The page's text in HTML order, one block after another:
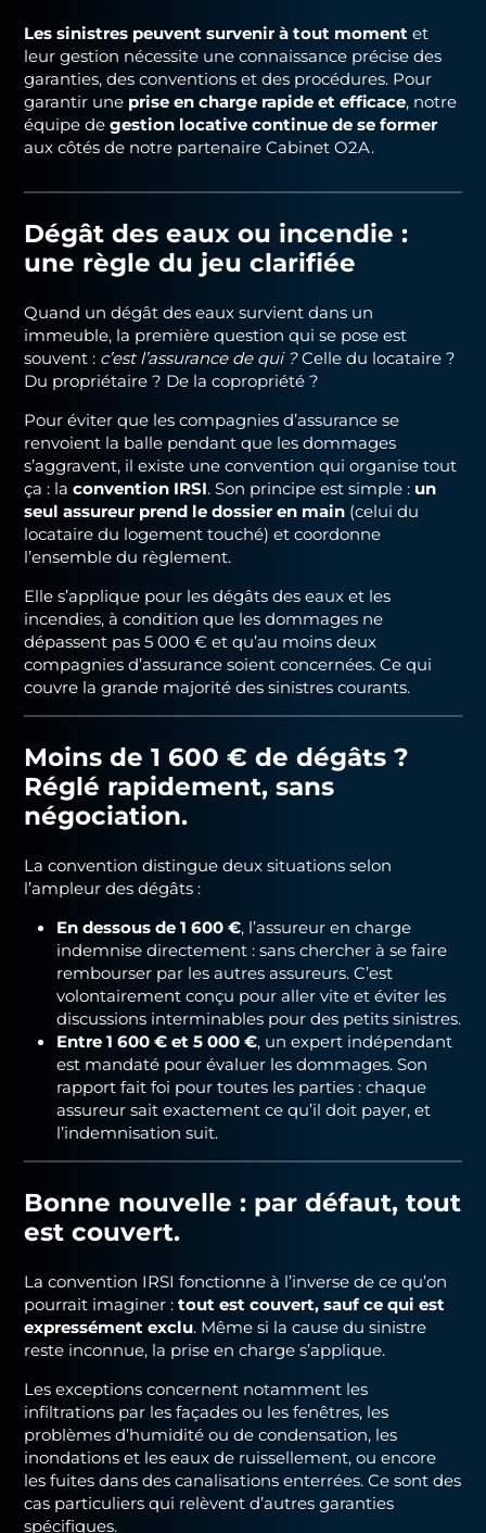
Les sinistres peuvent survenir à tout moment et
leur gestion nécessite une connaissance précise des
garanties, des conventions et des procédures. Pour
garantir une prise en charge rapide et efficace, notre
équipe degestion locative continue de se former
aux côtés de notre partenaireCabinet O2A.
Dégât des eaux ou incendie :
une règle du jeu clarifiée
Quand un dégât des eaux survient dans un
immeuble, la première question qui se pose est
souvent : c’est l’assurance de qui ?Celle du locataire ?
Du propriétaire ? De la copropriété ?
Pour éviter que les compagnies d’assurance se
renvoient la balle pendant que les dommages
s’aggravent, il existe une convention qui organise tout
ça : laconvention IRSI. Son principe est simple : un
seul assureur prend le dossier en main (celui du
locataire du logement touché) et coordonne
l’ensemble du règlement.
Elle s’applique pour les dégâts des eaux et les
incendies, à condition que les dommages ne
dépassent pas 5 000 € et qu’au moins deux
compagnies d’assurance soient concernées. Ce qui
couvre la grande majorité des sinistres courants.
Moins de 1 600 € de dégâts ?
Réglé rapidement, sans
négociation.
La convention distingue deux situations selon
l’ampleur des dégâts :
En dessous de 1 600 €, l’assureur en charge
indemnise directement : sans chercher à se faire
rembourser par les autres assureurs. C’est
volontairement conçu pour aller vite et éviter les
discussions interminables pour des petits sinistres.
Entre 1 600 € et 5 000 €, un expert indépendant
est mandaté pour évaluer les dommages. Son
rapport fait foi pour toutes les parties : chaque
assureur sait exactement ce qu’il doit payer, et
l’indemnisation suit.
Bonne nouvelle : par défaut, tout
est couvert.
La convention IRSI fonctionne à l’inverse de ce qu’on
pourrait imaginer :tout est couvert, sauf ce qui est
expressément exclu. Même si la cause du sinistre
reste inconnue, la prise en charge s’applique.
Les exceptions concernent notamment les
infiltrations par les façades ou les fenêtres, les
problèmes d’humidité ou de condensation, les
inondations et les eaux de ruissellement, ou encore
les fuites dans des canalisations enterrées. Ce sont des
cas particuliers qui relèvent d’autres garanties
spécifiques.